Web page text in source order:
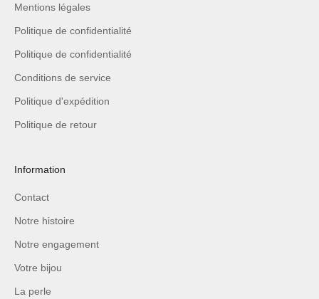
Mentions légales
Politique de confidentialité
Politique de confidentialité
Conditions de service
Politique d'expédition
Politique de retour
Information
Contact
Notre histoire
Notre engagement
Votre bijou
La perle